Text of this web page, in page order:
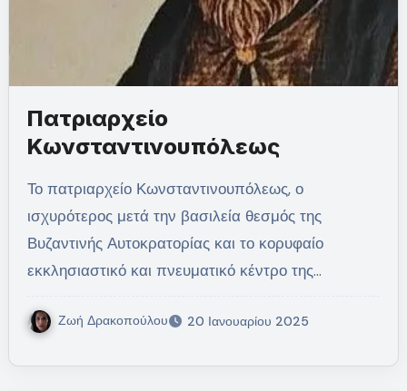
Πατριαρχείο
Κωνσταντινουπόλεως
Το πατριαρχείο Κωνσταντινουπόλεως, ο
ισχυρότερος μετά την βασιλεία θεσμός της
Βυζαντινής Αυτοκρατορίας και το κορυφαίο
εκκλησιαστικό και πνευματικό κέντρο της…
Ζωή Δρακοπούλου 20 Ιανουαρίου 2025